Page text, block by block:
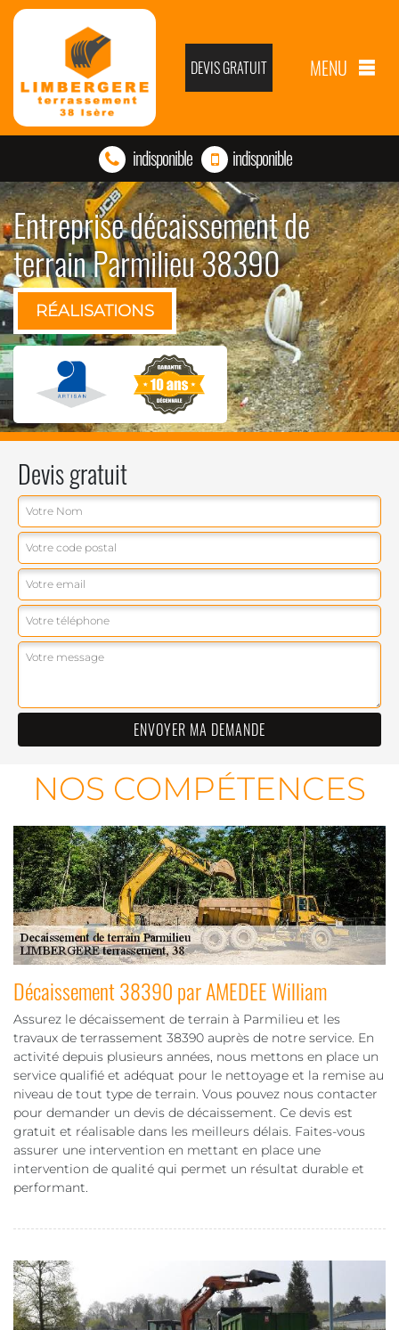
DEVIS GRATUIT MENU
indisponible indisponible
Entreprise décaissement de
terrain Parmilieu 38390
RÉALISATIONS
Devis gratuit
NOS COMPÉTENCES
Décaissement 38390 par AMEDEE William
Assurez le décaissement de terrain à Parmilieu et les
travaux de terrassement 38390 auprès de notre service. En
activité depuis plusieurs années, nous mettons en place un
service qualifié et adéquat pour le nettoyage et la remise au
niveau de tout type de terrain. Vous pouvez nous contacter
pour demander un devis de décaissement. Ce devis est
gratuit et réalisable dans les meilleurs délais. Faites-vous
assurer une intervention en mettant en place une
intervention de qualité qui permet un résultat durable et
performant.